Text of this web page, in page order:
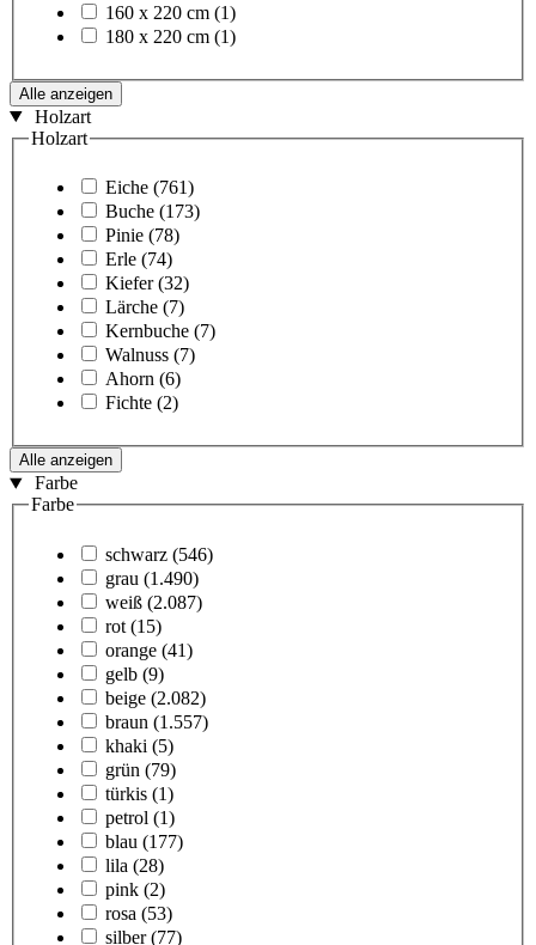
160 x 220 cm (1)
180 x 220 cm (1)
Alle anzeigen
Holzart
Holzart
Eiche (761)
Buche (173)
Pinie (78)
Erle (74)
Kiefer (32)
Lärche (7)
Kernbuche (7)
Walnuss (7)
Ahorn (6)
Fichte (2)
Alle anzeigen
Farbe
Farbe
schwarz (546)
grau (1.490)
weiß (2.087)
rot (15)
orange (41)
gelb (9)
beige (2.082)
braun (1.557)
khaki (5)
grün (79)
türkis (1)
petrol (1)
blau (177)
lila (28)
pink (2)
rosa (53)
silber (77)